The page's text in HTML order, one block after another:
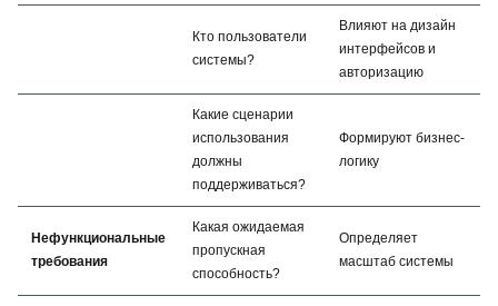
Кто пользователи
системы?
Влияют на дизайн
интерфейсов и
авторизацию
Какие сценарии
использования
должны
поддерживаться?
Формируют бизнес-
логику
Нефункциональные
требования
Какая ожидаемая
пропускная
способность?
Определяет
масштаб системы